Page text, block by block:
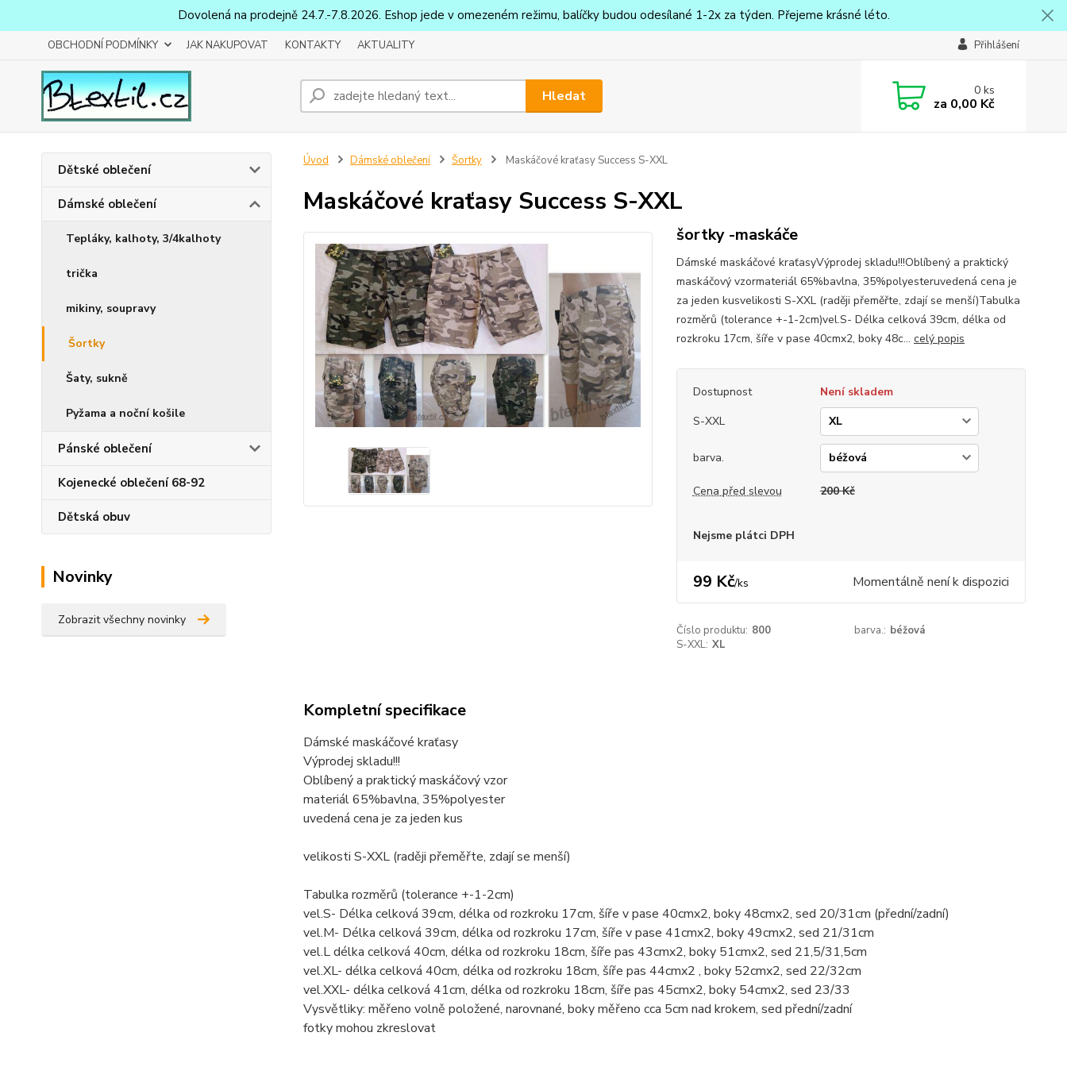
Dovolená na prodejně 24.7.-7.8.2026. Eshop jede v omezeném režimu, balíčky budou odesílané 1-2x za týden. Přejeme krásné léto.
OBCHODNÍ PODMÍNKY JAK NAKUPOVAT KONTAKTY AKTUALITY Přihlášení
Hledat 0ks
za 0,00 Kč
Dětské oblečení
Dámské oblečení
Tepláky, kalhoty, 3/4kalhoty
trička
mikiny, soupravy
Šortky
Šaty, sukně
Pyžama a noční košile
Pánské oblečení
Kojenecké oblečení 68-92
Dětská obuv
Novinky
Zobrazit všechny novinky
Úvod Dámské oblečení Šortky Maskáčové kraťasy Success S-XXL
Maskáčové kraťasy Success S-XXL
šortky -maskáče
Dámské maskáčové kraťasyVýprodej skladu!!!Oblíbený a praktický
maskáčový vzormateriál 65%bavlna, 35%polyesteruvedená cena je
za jeden kusvelikosti S-XXL (raději přeměřte, zdají se menší)Tabulka
rozměrů (tolerance +-1-2cm)vel.S- Délka celková 39cm, délka od
rozkroku 17cm, šíře v pase 40cmx2, boky 48c... celý popis
Dostupnost
Není skladem
S-XXL
barva.
Cena před slevou 200 Kč
Nejsme plátci DPH
99 Kč/ks Momentálně není k dispozici
Číslo produktu: 800 barva.: béžová
S-XXL: XL
Kompletní specifikace
Dámské maskáčové kraťasy
Výprodej skladu!!!
Oblíbený a praktický maskáčový vzor
materiál 65%bavlna, 35%polyester
uvedená cena je za jeden kus
velikosti S-XXL (raději přeměřte, zdají se menší)
Tabulka rozměrů (tolerance +-1-2cm)
vel.S- Délka celková 39cm, délka od rozkroku 17cm, šíře v pase 40cmx2, boky 48cmx2, sed 20/31cm (přední/zadní)
vel.M- Délka celková 39cm, délka od rozkroku 17cm, šíře v pase 41cmx2, boky 49cmx2, sed 21/31cm
vel.L délka celková 40cm, délka od rozkroku 18cm, šíře pas 43cmx2, boky 51cmx2, sed 21,5/31,5cm
vel.XL- délka celková 40cm, délka od rozkroku 18cm, šíře pas 44cmx2 , boky 52cmx2, sed 22/32cm
vel.XXL- délka celková 41cm, délka od rozkroku 18cm, šíře pas 45cmx2, boky 54cmx2, sed 23/33
Vysvětliky: měřeno volně položené, narovnané, boky měřeno cca 5cm nad krokem, sed přední/zadní
fotky mohou zkreslovat